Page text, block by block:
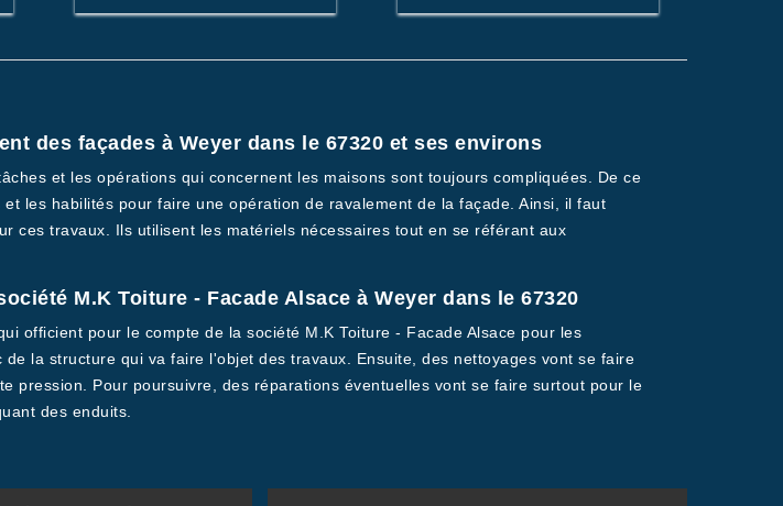
des façades à Weyer dans le 67320 et ses environs
et les opérations qui concernent les maisons sont toujours compliquées. De ce
les habilités pour faire une opération de ravalement de la façade. Ainsi, il faut
ces travaux. Ils utilisent les matériels nécessaires tout en se référant aux
M.K Toiture - Facade Alsace à Weyer dans le 67320
officient pour le compte de la société M.K Toiture - Facade Alsace pour les
la structure qui va faire l'objet des travaux. Ensuite, des nettoyages vont se faire
pression. Pour poursuivre, des réparations éventuelles vont se faire surtout pour le
des enduits.